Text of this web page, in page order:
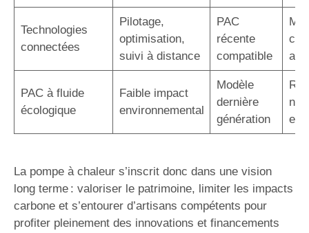
Technologies
connectées
Pilotage,
optimisation,
suivi à distance
PAC
récente
compatible
PAC à fluide
écologique
Faible impact
environnemental
Modèle
dernière
génération
La pompe à chaleur s’inscrit donc dans une vision
long terme : valoriser le patrimoine, limiter les impacts
carbone et s’entourer d’artisans compétents pour
profiter pleinement des innovations et financements